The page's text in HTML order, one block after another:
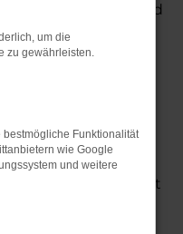
Antrieb und
die ideale
und
Egal, ob für den
– der Ateca
innovative
steht Ihnen mit
zur Seite und
um die
zu gewährleisten.
Funktionalität
wie Google
und weitere